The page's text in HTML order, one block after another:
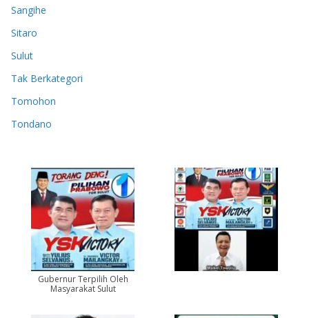
Sangihe
Sitaro
Sulut
Tak Berkategori
Tomohon
Tondano
Gubernur Terpilih Oleh
Masyarakat Sulut